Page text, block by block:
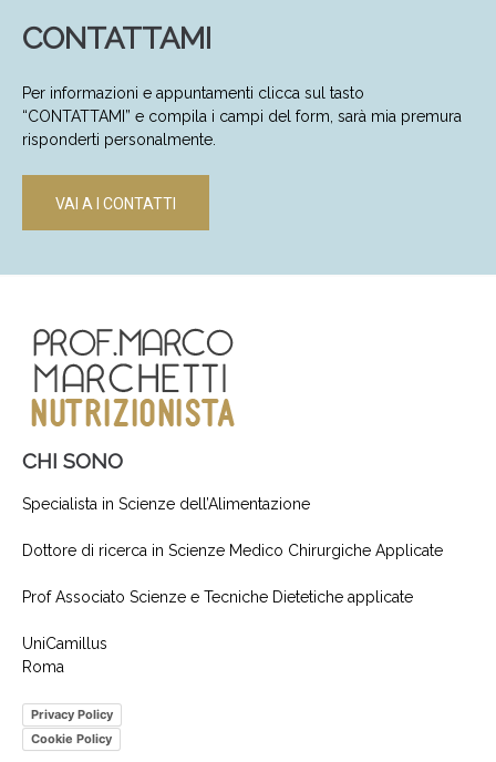
CONTATTAMI
Per informazioni e appuntamenti clicca sul tasto
“CONTATTAMI” e compila i campi del form, sarà mia premura
risponderti personalmente.
VAI A I CONTATTI
CHI SONO
Specialista in Scienze dell’Alimentazione
Dottore di ricerca in Scienze Medico Chirurgiche Applicate
Prof Associato Scienze e Tecniche Dietetiche applicate
UniCamillus
Roma
Privacy Policy
Cookie Policy